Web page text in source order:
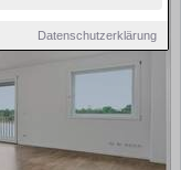
Datenschutzerklärung